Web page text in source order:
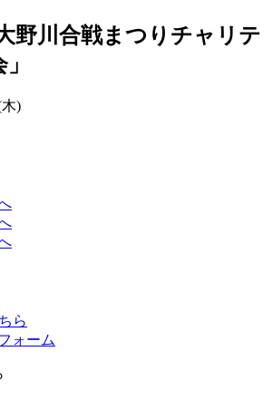
野川合戦まつりチャリテ
木)
ら
ォーム